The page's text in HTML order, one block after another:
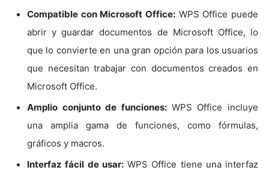
Compatible con Microsoft Office: WPS Office puede
abrir y guardar documentos de Microsoft Office, lo
que lo convierte en una gran opción para los usuarios
que necesitan trabajar con documentos creados en
Microsoft Office.
Amplio conjunto de funciones: WPS Office incluye
una amplia gama de funciones, como fórmulas,
gráficos y macros.
Interfaz fácil de usar:WPS Office tiene una interfaz